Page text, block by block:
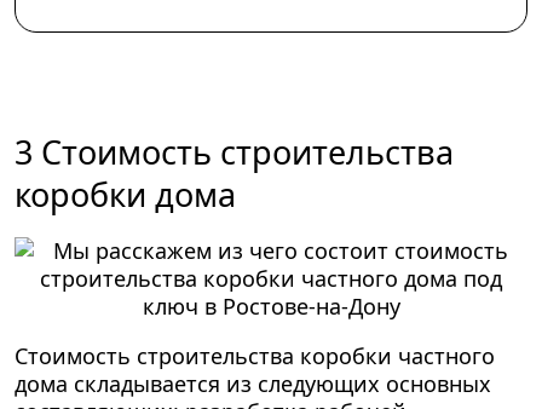
3 Стоимость строительства
коробки дома
Стоимость строительства коробки частного
дома складывается из следующих основных